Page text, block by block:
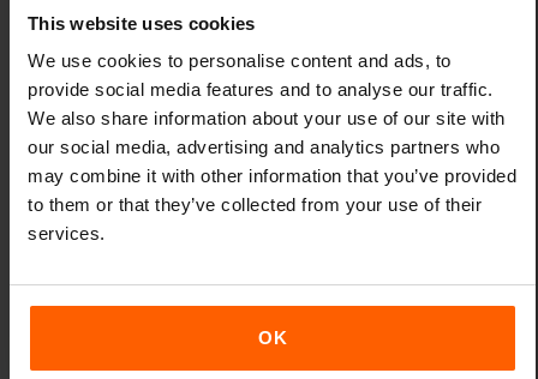
This website uses cookies
We use cookies to personalise content and ads, to
provide social media features and to analyse our traffic.
We also share information about your use of our site with
our social media, advertising and analytics partners who
may combine it with other information that you’ve provided
to them or that they’ve collected from your use of their
services.
OK
Xiaomi 14 Pro
Xiaomi 14T
Xiaomi 14T Pro
Xiaomi 15
Xiaomi Redmi Note 13 Pro